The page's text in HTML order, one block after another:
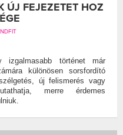
ÚJ FEJEZETET HOZ
történet már
különösen sorsfordító
új felismerés vagy
merre érdemes